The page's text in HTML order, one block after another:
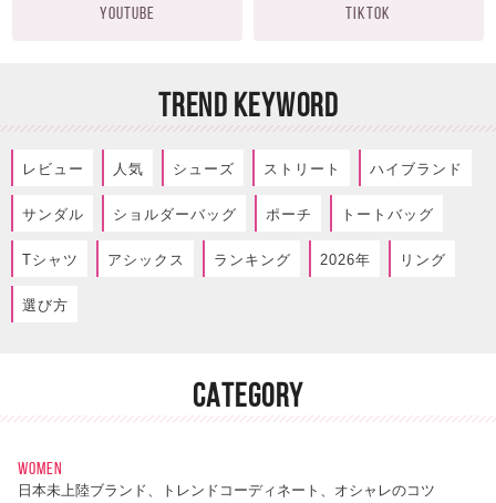
YOUTUBE TIKTOK
TREND KEYWORD
レビュー 人気 シューズ ストリート ハイブランド
サンダル ショルダーバッグ ポーチ トートバッグ
Tシャツ アシックス ランキング 2026年 リング
選び方
CATEGORY
WOMEN
日本未上陸ブランド、トレンドコーディネート、オシャレのコツ